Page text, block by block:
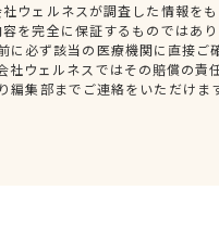
ウェルネスが調査した情報を
を完全に保証するものではあ
に必ず該当の医療機関に直接ご
ウェルネスではその賠償の責
集部までご連絡をいただけま